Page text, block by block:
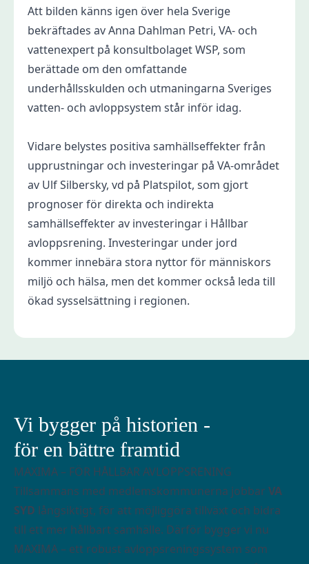
Att bilden känns igen över hela Sverige
bekräftades av Anna Dahlman Petri, VA- och
vattenexpert på konsultbolaget WSP, som
berättade om den omfattande
underhållsskulden och utmaningarna Sveriges
vatten- och avloppsystem står inför idag.
Vidare belystes positiva samhällseffekter från
upprustningar och investeringar på VA-området
av Ulf Silbersky, vd på Platspilot, som gjort
prognoser för direkta och indirekta
samhällseffekter av investeringar i Hållbar
avloppsrening. Investeringar under jord
kommer innebära stora nyttor för människors
miljö och hälsa, men det kommer också leda till
ökad sysselsättning i regionen.
Vi bygger på historien -
för en bättre framtid
MAXIMA – FÖR HÅLLBAR AVLOPPSRENING
Tillsammans med medlemskommunerna jobbar VA
SYD långsiktigt, för att möjliggöra tillväxt och bidra
till ett mer hållbart samhälle. Därför bygger vi nu
MAXIMA – ett robust avloppsreningssystem som